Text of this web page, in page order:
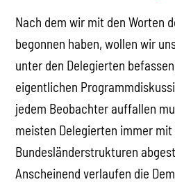
Nach dem wir mit den Worten
begonnen haben, wollen wir
unter den Delegierten
eigentlichen
jedem Beobachter auffallen
meisten Delegierten immer mit
Bundesländerstrukturen
Anscheinend verlaufen die